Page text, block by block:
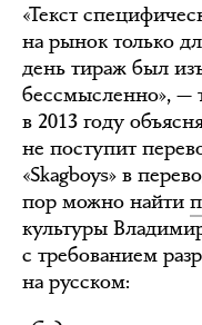
«Текст
на рынок только
день тираж был
бессмысленно», —
в 2013 году
не поступит
«Skagboys» в
пор можно найти
культуры
с требованием
на русском: